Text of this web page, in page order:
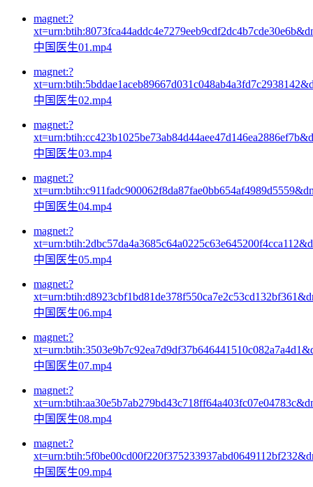
magnet:?
中国医生01.mp4
magnet:?
中国医生02.mp4
magnet:?
中国医生03.mp4
magnet:?
中国医生04.mp4
magnet:?
中国医生05.mp4
magnet:?
中国医生06.mp4
magnet:?
中国医生07.mp4
magnet:?
中国医生08.mp4
magnet:?
中国医生09.mp4